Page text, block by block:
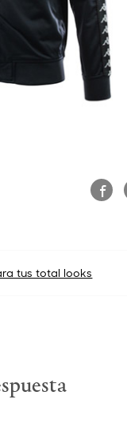
tus total looks